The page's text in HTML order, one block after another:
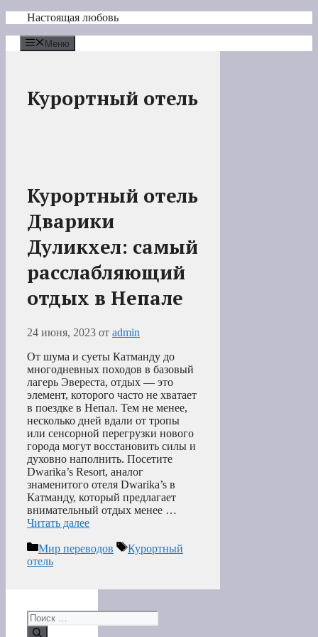
Перейти
содержимому
Настоящая любовь
Меню
Курортный отель
Курортный отель
Дварики
Дуликхел: самый
расслабляющий
отдых в Непале
24 июня, 2023 от admin
От шума и суеты Катманду до
многодневных походов в базовый
лагерь Эвереста, отдых — это
элемент, которого часто не хватает
в поездке в Непал. Тем не менее,
несколько дней вдали от тропы
или сенсорной перегрузки нового
города могут восстановить силы и
духовно наполнить. Посетите
Dwarika’s Resort, аналог
знаменитого отеля Dwarika’s в
Катманду, который предлагает
внимательный отдых менее …
Читать далее
Рубрики
Мир переводов Метки
Курортный
отель
Поиск: